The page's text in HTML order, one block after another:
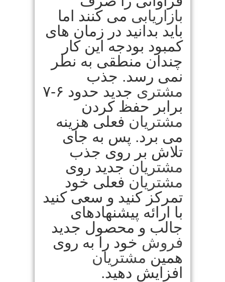
بازاریابی می کنند اما
باید بدانید در زمان های
کمبود بودجه این کار
چندان منطقی به نطر
نمی رسد. جذب
مشتری
جدید حدود ۶-۷
برابر حفظ کردن
مشتریان فعلی هزینه
می برد. پس به جای
تلاش بر روی جذب
مشتریان جدید روی
مشتریان فعلی خود
تمرکز کنید و سعی کنید
با ارائه پیشنهادهای
جالب و محصول جدید
فروش خود را به روی
همین مشتریان
افزایش دهید.